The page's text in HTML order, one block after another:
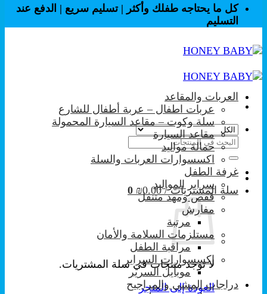
كل ما يحتاجه طفلك وأكثر | تسليم سريع | الدفع عند
التسليم
البحث
عن:
سلة المشتريات / ₪0.00
0
لا توجد منتجات في سلة المشتريات.
العودة إلى المتجر
العربات والمقاعد
عربات اطفال – عربة أطفال للشارع
سلة وكوت – مقاعد السيارة المحمولة
مقاعد السيارة
حمالة مواليد
اكسسوارات العربات والسلة
غرفة الطفل
سراير المواليد
قفص ومهد متنقل
مفارش
مرتبة
مستلزمات السلامة والأمان
مراقبة الطفل
إكسسوارات السراير
موبايل السرير
دراجات المشي والمراجيح